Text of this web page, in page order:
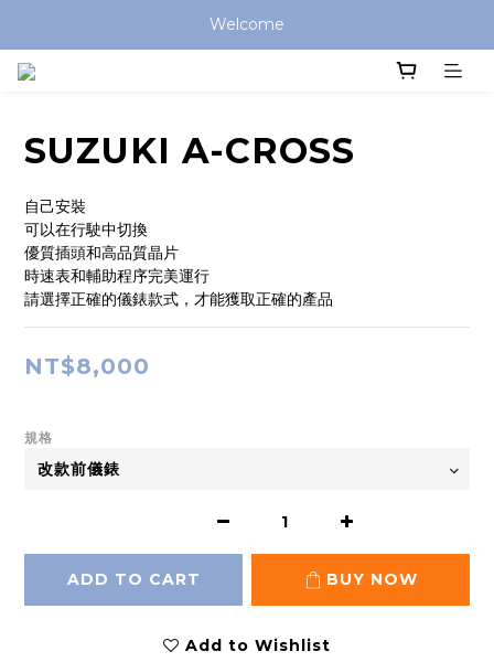
Welcome
SUZUKI A-CROSS
自己安裝
可以在行駛中切換
優質插頭和高品質晶片
時速表和輔助程序完美運行
請選擇正確的儀錶款式，才能獲取正確的產品
NT$8,000
規格
ADD TO CART BUY NOW
Add to Wishlist